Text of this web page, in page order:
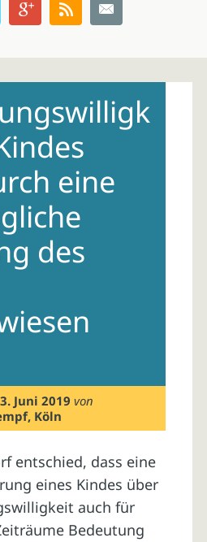
eine
des
Juni 2019 von
Köln
entschied, dass eine
eines Kindes über
auch für
Bedeutung